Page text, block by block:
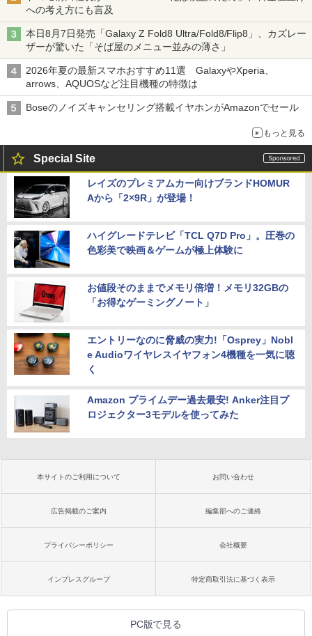
への考え方にも言及
本日8月7日発売「Galaxy Z Fold8 Ultra/Fold8/Flip8」、カズレー
ザーが驚いた「そば屋のメニュー並みの薄さ」
2026年夏の最新スマホおすすめ11選 GalaxyやXperia、
arrows、AQUOSなど注目機種の特徴は
Boseのノイズキャンセリング搭載イヤホンがAmazonでセール
もっと見る
Special Site
レイズのプレミアムカー向けブランドHOMUR
Aから「2×9R」が登場！
ハイグレードテレビ「TCL Q7D Pro」。圧巻の
色彩美で映画＆ゲームが極上体験に
お値段そのままでメモリ倍増！メモリ32GBの
「お得なゲーミングノート」
エントリーなのに脅威の実力!「Osprey」Nobl
e Audioワイヤレスイヤフォン4機種を一気に聴
く
Amazon プライムデー過去最安! Anker注目プ
ロジェクター3モデルを使ってみた
本サイトのご利用について お問い合わせ
広告掲載のご案内 編集部へのご連絡
プライバシーポリシー 会社概要
インプレスグループ 特定商取引法に基づく表示
PC版で見る